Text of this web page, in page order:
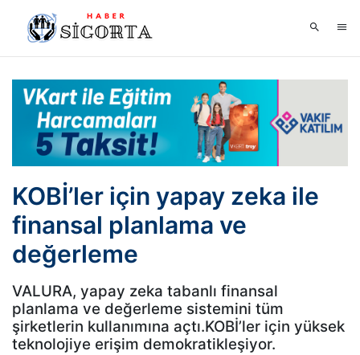
KOBİ’ler için yapay zeka ile
finansal planlama ve
değerleme
VALURA, yapay zeka tabanlı finansal
planlama ve değerleme sistemini tüm
şirketlerin kullanımına açtı.KOBİ’ler için yüksek
teknolojiye erişim demokratikleşiyor.